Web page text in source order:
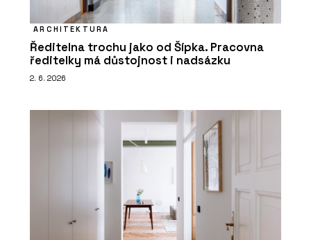
ARCHITEKTURA
Ředitelna trochu jako od Šípka. Pracovna
ředitelky má důstojnost i nadsázku
2. 6. 2026